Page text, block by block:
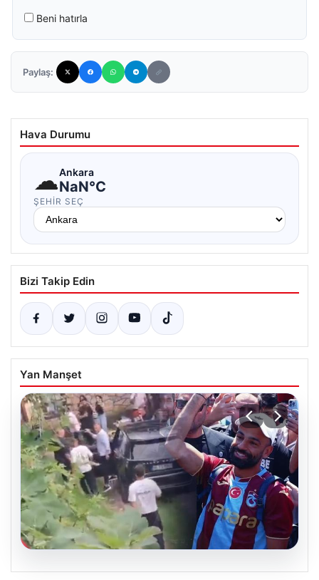
Beni hatırla
Paylaş:
Hava Durumu
☁Ankara
NaN°C
ŞEHIR SEÇ
Bizi Takip Edin
Yan Manşet
07.08.2026